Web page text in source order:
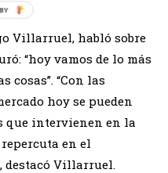
Villarruel, habló sobre
“hoy vamos de lo más
cosas”. “Con las
hoy se pueden
que intervienen en la
en el
destacó Villarruel.